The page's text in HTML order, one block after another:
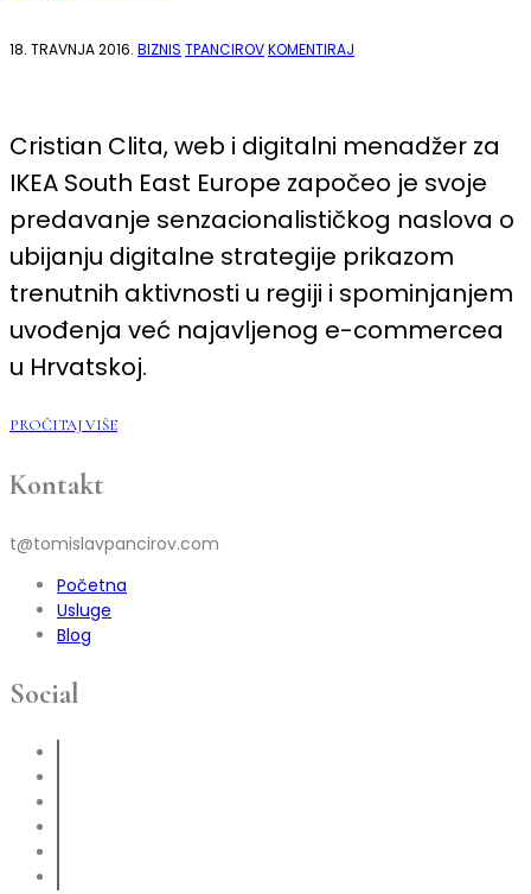
18. TRAVNJA 2016. BIZNIS TPANCIROVKOMENTIRAJ
MOŽETE
ROI
OD
SVAKE
ULOŽENE
KUNE
U
DIGITALU
Cristian Clita, web i digitalni menadžer za
IKEA South East Europe započeo je svoje
predavanje senzacionalističkog naslova o
ubijanju digitalne strategije prikazom
trenutnih aktivnosti u regiji i spominjanjem
uvođenja već najavljenog e-commercea
u Hrvatskoj.
PROČITAJ VIŠE
Kontakt
t@tomislavpancirov.com
Početna
Usluge
Blog
Social